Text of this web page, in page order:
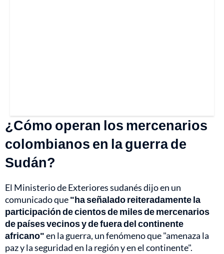
¿Cómo operan los mercenarios
colombianos en la guerra de
Sudán?
El Ministerio de Exteriores sudanés dijo en un
comunicado que"ha señalado reiteradamente la
participación de cientos de miles de mercenarios
de países vecinos y de fuera del continente
africano"en la guerra, un fenómeno que "amenaza la
paz y la seguridad en la región y en el continente".